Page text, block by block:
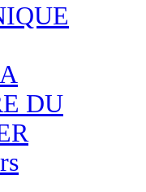
DU